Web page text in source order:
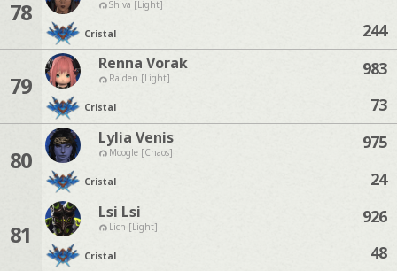
78 Shiva [Light]
Cristal
244
79
Renna Vorak
Raiden [Light]
Cristal
983
73
80
Lylia Venis
Moogle [Chaos]
Cristal
975
24
81
Lsi Lsi
Lich [Light]
Cristal
926
48